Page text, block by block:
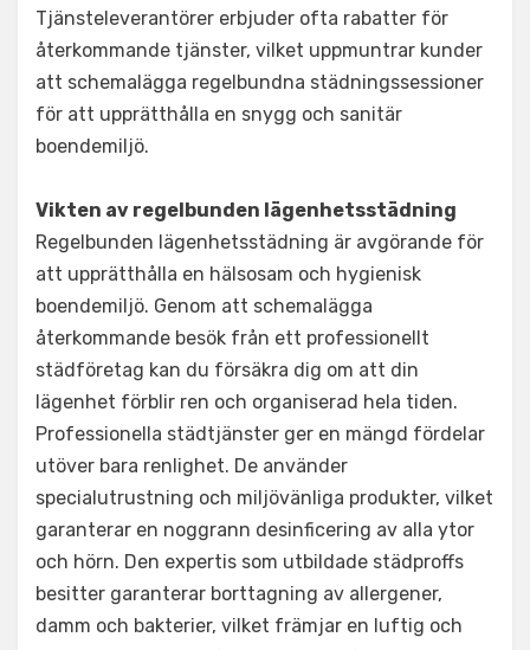
Tjänsteleverantörer erbjuder ofta rabatter för
återkommande tjänster, vilket uppmuntrar kunder
att schemalägga regelbundna städningssessioner
för att upprätthålla en snygg och sanitär
boendemiljö.
Vikten av regelbunden lägenhetsstädning
Regelbunden lägenhetsstädning är avgörande för
att upprätthålla en hälsosam och hygienisk
boendemiljö. Genom att schemalägga
återkommande besök från ett professionellt
städföretag kan du försäkra dig om att din
lägenhet förblir ren och organiserad hela tiden.
Professionella städtjänster ger en mängd fördelar
utöver bara renlighet. De använder
specialutrustning och miljövänliga produkter, vilket
garanterar en noggrann desinficering av alla ytor
och hörn. Den expertis som utbildade städproffs
besitter garanterar borttagning av allergener,
damm och bakterier, vilket främjar en luftig och